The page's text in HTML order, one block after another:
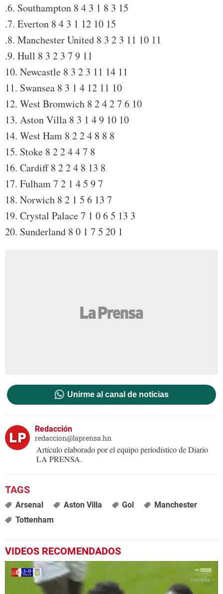
.6. Southampton 8 4 3 1 8 3 15
.7. Everton 8 4 3 1 12 10 15
.8. Manchester United 8 3 2 3 11 10 11
.9. Hull 8 3 2 3 7 9 11
10. Newcastle 8 3 2 3 11 14 11
11. Swansea 8 3 1 4 12 11 10
12. West Bromwich 8 2 4 2 7 6 10
13. Aston Villa 8 3 1 4 9 10 10
14. West Ham 8 2 2 4 8 8 8
15. Stoke 8 2 2 4 4 7 8
16. Cardiff 8 2 2 4 8 13 8
17. Fulham 7 2 1 4 5 9 7
18. Norwich 8 2 1 5 6 13 7
19. Crystal Palace 7 1 0 6 5 13 3
20. Sunderland 8 0 1 7 5 20 1
Unirme al canal de noticias
Redacción
redaccion@laprensa.hn
Artículo elaborado por el equipo periodístico de Diario
LA PRENSA.
Arsenal Aston Villa Gol
Manchester
Tottenham
VIDEOS RECOMENDADOS